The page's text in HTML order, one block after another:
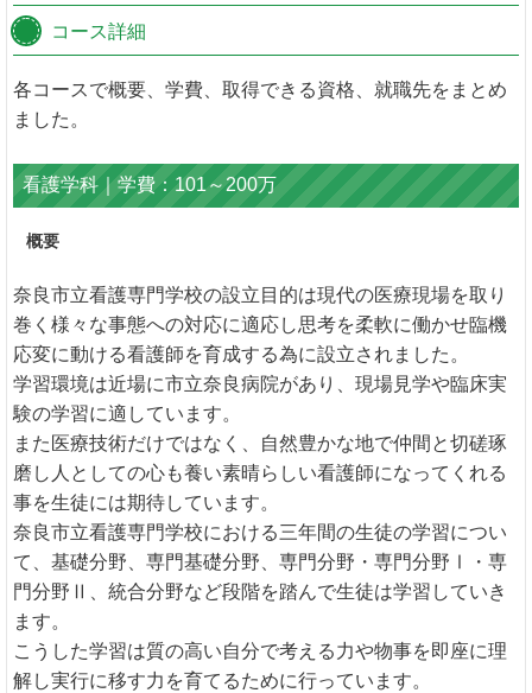
コース詳細
各コースで概要、学費、取得できる資格、就職先をまとめ
ました。
看護学科｜学費：101～200万
概要
奈良市立看護専門学校の設立目的は現代の医療現場を取り
巻く様々な事態への対応に適応し思考を柔軟に働かせ臨機
応変に動ける看護師を育成する為に設立されました。
学習環境は近場に市立奈良病院があり、現場見学や臨床実
験の学習に適しています。
また医療技術だけではなく、自然豊かな地で仲間と切磋琢
磨し人としての心も養い素晴らしい看護師になってくれる
事を生徒には期待しています。
奈良市立看護専門学校における三年間の生徒の学習につい
て、基礎分野、専門基礎分野、専門分野・専門分野Ⅰ・専
門分野Ⅱ、統合分野など段階を踏んで生徒は学習していき
ます。
こうした学習は質の高い自分で考える力や物事を即座に理
解し実行に移す力を育てるために行っています。